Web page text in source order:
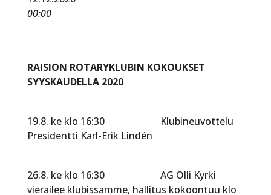
00:00
RAISION ROTARYKLUBIN KOKOUKSET
SYYSKAUDELLA 2020
19.8. ke klo 16:30 Klubineuvottelu
Presidentti Karl-Erik Lindén
26.8. ke klo 16:30 AG Olli Kyrki
vierailee klubissamme, hallitus kokoontuu klo